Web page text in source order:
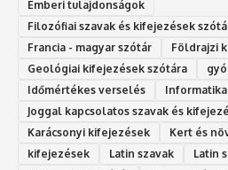
Emberi tulajdonságok
Filozófiai szavak és kifejezések
Francia - magyar szótár
Földrajzi
Geológiai kifejezések szótára
Időmértékes verselés
Joggal kapcsolatos szavak és
Karácsonyi kifejezések
Kert és
kifejezések
Latin szavak
Latin